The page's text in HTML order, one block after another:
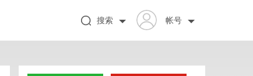
帐号
搜索